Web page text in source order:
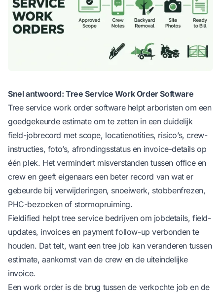
Snel antwoord: Tree Service Work Order Software
Tree service work order software helpt arboristen om een
goedgekeurde estimate om te zetten in een duidelijk
field-jobrecord met scope, locatienotities, risico’s, crew-
instructies, foto’s, afrondingsstatus en invoice-details op
één plek. Het vermindert misverstanden tussen office en
crew en geeft eigenaars een beter record van wat er
gebeurde bij verwijderingen, snoeiwerk, stobbenfrezen,
PHC-bezoeken of stormopruiming.
Fieldified helpt tree service bedrijven om jobdetails, field-
updates, invoices en payment follow-up verbonden te
houden. Dat telt, want een tree job kan veranderen tussen
estimate, aankomst van de crew en de uiteindelijke
invoice.
Een work order is de brug tussen de verkochte job en de